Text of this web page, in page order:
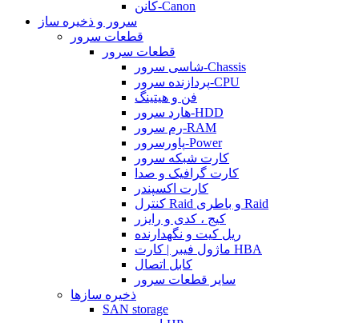
کانن-Canon
سرور و ذخیره ساز
قطعات سرور
قطعات سرور
شاسی سرور-Chassis
پردازنده سرور-CPU
فن و هیتینگ
هارد سرور-HDD
رم سرور-RAM
پاورسرور-Power
کارت شبکه سرور
کارت گرافیک و صدا
کارت اکسپندر
کنترل Raid و باطری Raid
کیج ، کدی و رایزر
ریل کیت و نگهدارنده
ماژول فیبر | کارت HBA
کابل اتصال
سایر قطعات سرور
ذخیره سازها
SAN storage